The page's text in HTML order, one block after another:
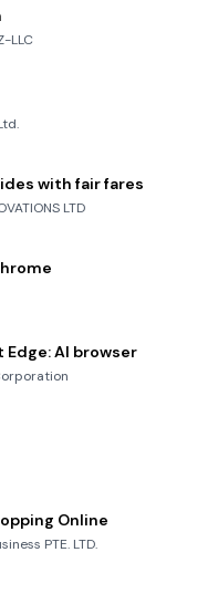
LLC
with fair fares
LTD
AI browser
Online
PTE. LTD.